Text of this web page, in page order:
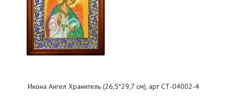
Икона Ангел Хранитель (26,5*29,7 см), арт СТ-04002-4